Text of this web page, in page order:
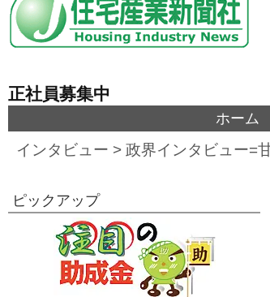
正社員募集中
ホーム
インタビュー > 政界インタビュー=
ピックアップ